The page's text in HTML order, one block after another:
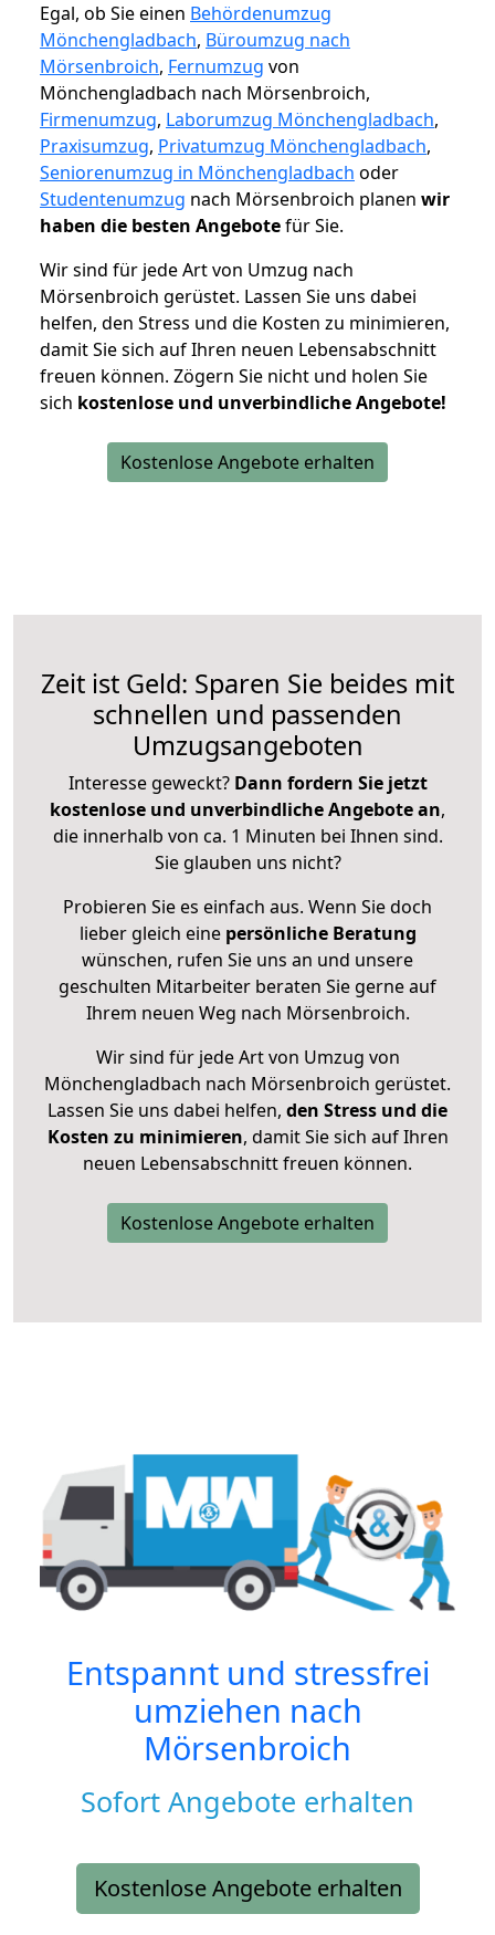
Egal, ob Sie einen Behördenumzug
Mönchengladbach, Büroumzug nach
Mörsenbroich, Fernumzug von
Mönchengladbach nach Mörsenbroich,
Firmenumzug, Laborumzug Mönchengladbach,
Praxisumzug, Privatumzug Mönchengladbach,
Seniorenumzug in Mönchengladbach oder
Studentenumzug nach Mörsenbroich planen wir
haben die besten Angebotefür Sie.
Wir sind für jede Art von Umzug nach
Mörsenbroich gerüstet. Lassen Sie uns dabei
helfen, den Stress und die Kosten zu minimieren,
damit Sie sich auf Ihren neuen Lebensabschnitt
freuen können. Zögern Sie nicht und holen Sie
sich kostenlose und unverbindliche Angebote!
Kostenlose Angebote erhalten
Zeit ist Geld: Sparen Sie beides mit
schnellen und passenden
Umzugsangeboten
Interesse geweckt? Dann fordern Sie jetzt
kostenlose und unverbindliche Angebote an,
die innerhalb von ca. 1 Minuten bei Ihnen sind.
Sie glauben uns nicht?
Probieren Sie es einfach aus. Wenn Sie doch
lieber gleich eine persönliche Beratung
wünschen, rufen Sie uns an und unsere
geschulten Mitarbeiter beraten Sie gerne auf
Ihrem neuen Weg nach Mörsenbroich.
Wir sind für jede Art von Umzug von
Mönchengladbach nach Mörsenbroich gerüstet.
Lassen Sie uns dabei helfen, den Stress und die
Kosten zu minimieren, damit Sie sich auf Ihren
neuen Lebensabschnitt freuen können.
Kostenlose Angebote erhalten
Entspannt und stressfrei
umziehen nach
Mörsenbroich
Sofort Angebote erhalten
Kostenlose Angebote erhalten